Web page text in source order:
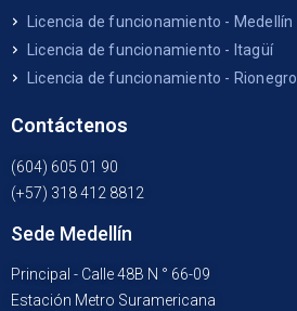
Licencia de funcionamiento - Medellín
Licencia de funcionamiento - Itagüí
Licencia de funcionamiento - Rionegro
Contáctenos
(604) 605 01 90
(+57) 318 412 8812
Sede Medellín
Principal - Calle 48B N ° 66-09
Estación Metro Suramericana